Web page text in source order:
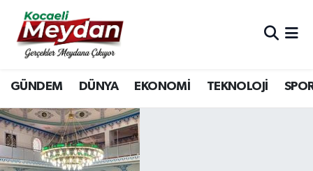
GÜNDEM DÜNYA EKONOMİ TEKNOLOJİ
Nöbetçi Eczaneler
Hava Durumu
Trafik Durumu
Süper Lig Puan Durumu ve Fikstür